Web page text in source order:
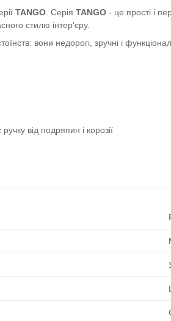
TANGO . Серія TANGO - це прості і
стилю інтер'єру.
вони недорогі, зручні і
від подряпин і корозії